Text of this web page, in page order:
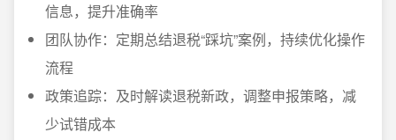
信息，提升准确率
团队协作：定期总结退税“踩坑”案例，持续优化操作
流程
政策追踪：及时解读退税新政，调整申报策略，减
少试错成本